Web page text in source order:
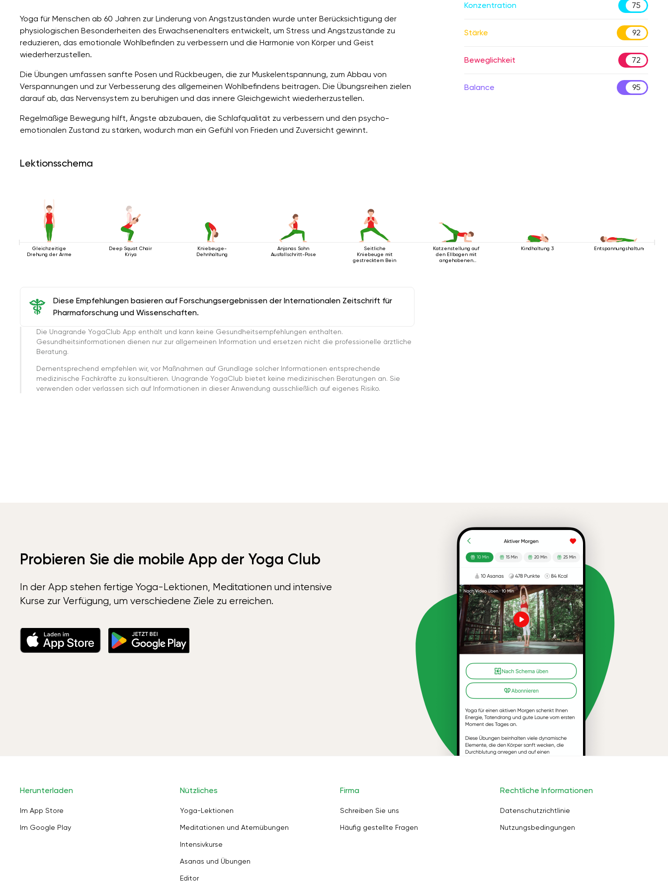
Yoga für Menschen ab 60 Jahren zur Linderung von Angstzuständen wurde unter Berücksichtigung der
physiologischen Besonderheiten des Erwachsenenalters entwickelt, um Stress und Angstzustände zu
reduzieren, das emotionale Wohlbefinden zu verbessern und die Harmonie von Körper und Geist
wiederherzustellen.
Die Übungen umfassen sanfte Posen und Rückbeugen, die zur Muskelentspannung, zum Abbau von
Verspannungen und zur Verbesserung des allgemeinen Wohlbefindens beitragen. Die Übungsreihen zielen
darauf ab, das Nervensystem zu beruhigen und das innere Gleichgewicht wiederherzustellen.
Regelmäßige Bewegung hilft, Ängste abzubauen, die Schlafqualität zu verbessern und den psycho-
emotionalen Zustand zu stärken, wodurch man ein Gefühl von Frieden und Zuversicht gewinnt.
Konzentration 75
Stärke 92
Beweglichkeit 72
Balance 95
Lektionsschema
Gleichzeitige
Drehung der Arme
Deep Squat Chair
Kriya
Kniebeuge-
Dehnhaltung
Anjanas Sohn
Ausfallschritt-Pose
Seitliche
Kniebeuge mit
gestrecktem Bein
Katzenstellung auf
den Ellbogen mit
angehobenen
Kindhaltung 3 Entspannungshaltung
Diese Empfehlungen basieren auf Forschungsergebnissen der Internationalen Zeitschrift für
Pharmaforschung und Wissenschaften.
Die Unagrande YogaClub App enthält und kann keine Gesundheitsempfehlungen enthalten.
Gesundheitsinformationen dienen nur zur allgemeinen Information und ersetzen nicht die professionelle ärztliche
Beratung.
Dementsprechend empfehlen wir, vor Maßnahmen auf Grundlage solcher Informationen entsprechende
medizinische Fachkräfte zu konsultieren. Unagrande YogaClub bietet keine medizinischen Beratungen an. Sie
verwenden oder verlassen sich auf Informationen in dieser Anwendung ausschließlich auf eigenes Risiko.
Probieren Sie die mobile App der Yoga Club
In der App stehen fertige Yoga-Lektionen, Meditationen und intensive
Kurse zur Verfügung, um verschiedene Ziele zu erreichen.
Herunterladen
Im App Store
Im Google Play
Nützliches
Yoga-Lektionen
Meditationen und Atemübungen
Intensivkurse
Asanas und Übungen
Editor
Firma
Schreiben Sie uns
Häufig gestellte Fragen
Rechtliche Informationen
Datenschutzrichtlinie
Nutzungsbedingungen